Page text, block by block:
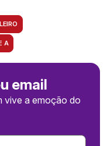
A
email
vive a emoção do